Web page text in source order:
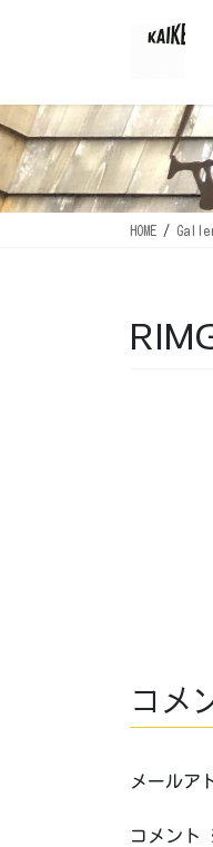
ツ
に
移
動
シ
ョ
ン
に
HOME
コメ
メールア
コメント